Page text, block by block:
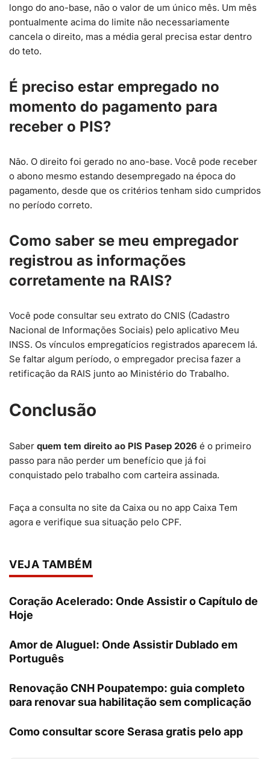
longo do ano-base, não o valor de um único mês. Um mês
pontualmente acima do limite não necessariamente
cancela o direito, mas a média geral precisa estar dentro
do teto.
É preciso estar empregado no
momento do pagamento para
receber o PIS?
Não. O direito foi gerado no ano-base. Você pode receber
o abono mesmo estando desempregado na época do
pagamento, desde que os critérios tenham sido cumpridos
no período correto.
Como saber se meu empregador
registrou as informações
corretamente na RAIS?
Você pode consultar seu extrato do CNIS (Cadastro
Nacional de Informações Sociais) pelo aplicativo Meu
INSS. Os vínculos empregatícios registrados aparecem lá.
Se faltar algum período, o empregador precisa fazer a
retificação da RAIS junto ao Ministério do Trabalho.
Conclusão
Saber quem tem direito ao PIS Pasep 2026 é o primeiro
passo para não perder um benefício que já foi
conquistado pelo trabalho com carteira assinada.
Faça a consulta no site da Caixa ou no app Caixa Tem
agora e verifique sua situação pelo CPF.
VEJA TAMBÉM
Coração Acelerado: Onde Assistir o Capítulo de
Hoje
Amor de Aluguel: Onde Assistir Dublado em
Português
Renovação CNH Poupatempo: guia completo
para renovar sua habilitação sem complicação
Como consultar score Serasa gratis pelo app